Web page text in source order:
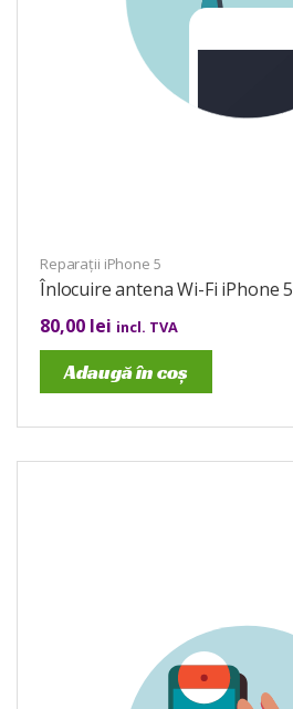
Reparații iPhone 5
Înlocuire antena Wi-Fi iPhone 5
80,00 lei incl. TVA
Adaugă în coș